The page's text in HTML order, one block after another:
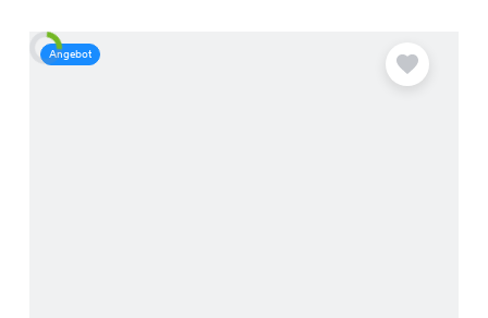
Angebot